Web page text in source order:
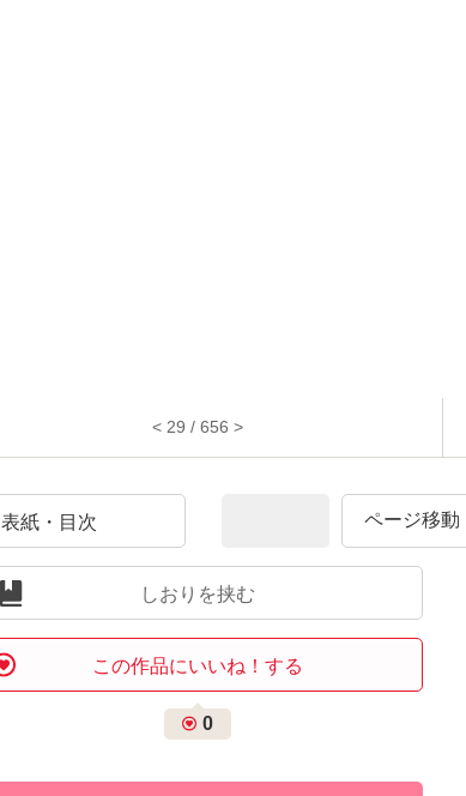
< 29 / 656 >
表紙・目次
しおりを挟む
この作品にいいね！する
0